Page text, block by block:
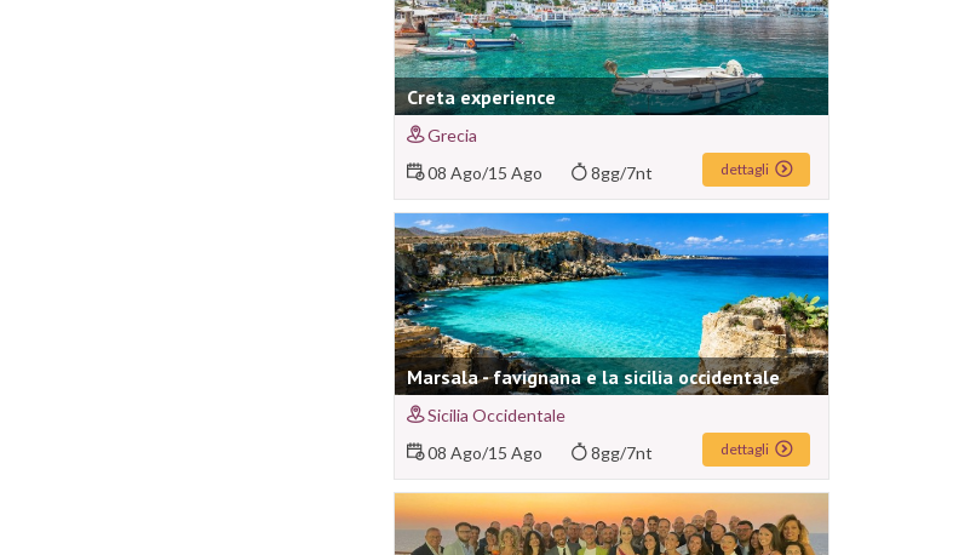
Creta experience
Grecia
08 Ago/15 Ago 8gg/7nt dettagli
Marsala - favignana e la sicilia occidentale
Sicilia Occidentale
08 Ago/15 Ago 8gg/7nt dettagli